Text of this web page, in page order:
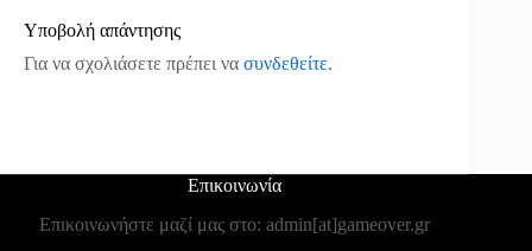
Υποβολή απάντησης
Για να σχολιάσετε πρέπει να συνδεθείτε.
Επικοινωνία
Επικοινωνήστε μαζί μας στο: admin[at]gameover.gr